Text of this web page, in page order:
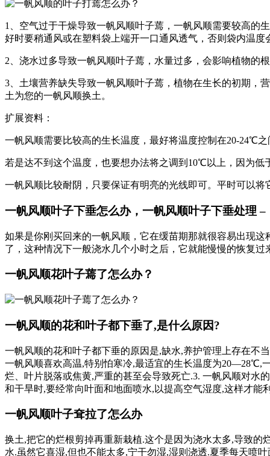
1、空气过于干燥导致一帆风顺叶子蔫，一帆风顺需要较高的
好时要稍通风或在塑料袋上端开一口通风透气，否则袋内温度
2、浇水过多导致一帆风顺叶子蔫，水量过多，会影响植物的
3、土壤营养缺失导致一帆风顺叶子蔫，植物在生长的初期，
土为您的一帆风顺换土。
扩展资料：
一帆风顺需要比较高的生长温度，最好将温度控制在20-24℃
若是达不到这个温度，也要想办法将之调到10℃以上，因为低
一帆风顺比较耐阴，只要保证有明亮的光线即可。平时可以
一帆风顺叶子下垂怎么办，一帆风顺叶子下垂处理 –
如果是你刚买回来的一帆风顺，它在缓苗期那就很容易出现
了，这种情况下一般浇水几个小时之后，它就能慢慢的恢复过
一帆风顺花叶子蔫了怎么办？
一帆风顺的花和叶子都下垂了,是什么原因?
一帆风顺的花和叶子都下垂的原因是,缺水,养护管理上存在不
一帆风顺喜欢高温,特别怕寒冷,最适宜的生长温度为20—28℃,
烂、叶片脱落或焦黄,严重的甚至会导致死亡.3. 一帆风顺对水
和干旱时,要经常向叶面和地面喷水,以提高空气湿度,这样才能
一帆风顺叶子耷拉了怎么办
换土,把它的烂根剪掉再重新栽植.这个是因为浇水太多,导致
水.虽然它喜湿,但也不能太多,宁干勿湿,湿则浇透.夏季每天喷